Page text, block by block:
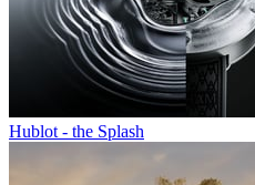
Hublot - the Splash